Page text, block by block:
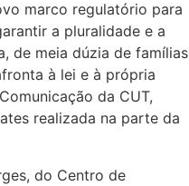
marco regulatório para
a pluralidade e a
de meia dúzia de famílias
à lei e à própria
da CUT,
realizada na parte da
do Centro de